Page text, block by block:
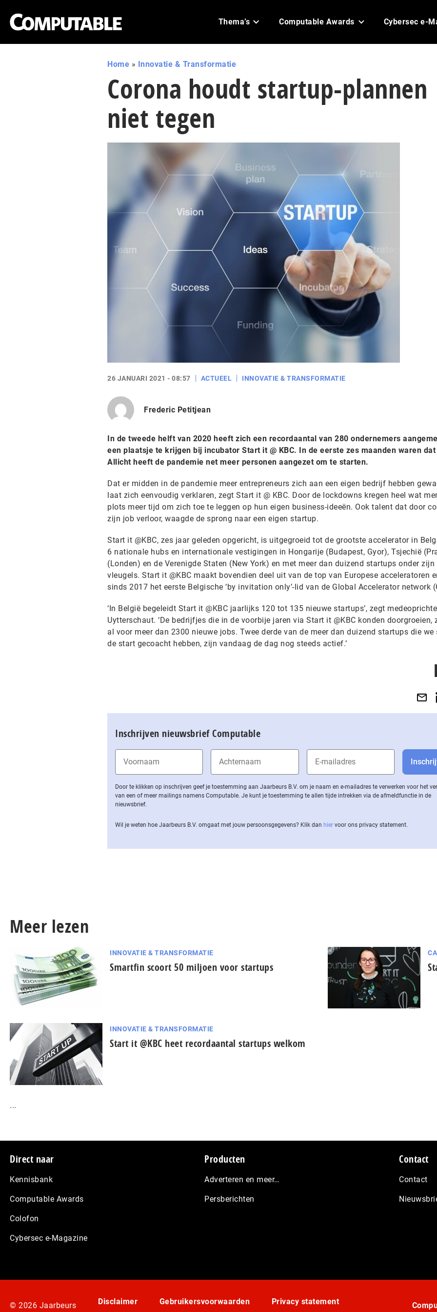
Thema’s Computable Awards Cybersec e-
Home » Innovatie & Transformatie
Corona houdt startup-plannen
niet tegen
26 JANUARI 2021 - 08:57 ACTUEEL INNOVATIE & TRANSFORMATIE
Frederic Petitjean
In de tweede helft van 2020 heeft zich een recordaantal van 280 ondernemers
een plaatsje te krijgen bij incubator Start it @ KBC. In de eerste zes maanden waren
Allicht heeft de pandemie net meer personen aangezet om te starten.
Dat er midden in de pandemie meer entrepreneurs zich aan een eigen bedrijf hebben
laat zich eenvoudig verklaren, zegt Start it @ KBC. Door de lockdowns kregen heel wat
plots meer tijd om zich toe te leggen op hun eigen business-ideeën. Ook talent dat door
zijn job verloor, waagde de sprong naar een eigen startup.
Start it @KBC, zes jaar geleden opgericht, is uitgegroeid tot de grootste accelerator in
6 nationale hubs en internationale vestigingen in Hongarije (Budapest, Gyor), Tsjechië
(Londen) en de Verenigde Staten (New York) en met meer dan duizend startups onder zijn
vleugels. Start it @KBC maakt bovendien deel uit van de top van Europese acceleratoren
sinds 2017 het eerste Belgische ‘by invitation only’-lid van de Global Accelerator network
‘In België begeleidt Start it @KBC jaarlijks 120 tot 135 nieuwe startups’, zegt
Uytterschaut. ‘De bedrijfjes die in de voorbije jaren via Start it @KBC konden doorgroeien,
al voor meer dan 2300 nieuwe jobs. Twee derde van de meer dan duizend startups die we
de start gecoacht hebben, zijn vandaag de dag nog steeds actief.’
Inschrijven nieuwsbrief Computable
Door te klikken op inschrijven geef je toestemming aan Jaarbeurs B.V. om je naam en e-mailadres te verwerken voor het
van een of meer mailings namens Computable. Je kunt je toestemming te allen tijde intrekken via de af­meld­func­tie in de
nieuwsbrief.
Wil je weten hoe Jaarbeurs B.V. omgaat met jouw per­soons­ge­ge­vens? Klik dan hier voor ons privacy statement.
Meer lezen
INNOVATIE & TRANSFORMATIE
Smartfin scoort 50 miljoen voor startups
INNOVATIE & TRANSFORMATIE
Start it @KBC heet recordaantal startups welkom
...
Footer
Direct naar
Kennisbank
Computable Awards
Colofon
Cybersec e-Magazine
Producten
Adverteren en meer…
Persberichten
Contact
Contact
© 2026 Jaarbeurs Disclaimer Gebruikersvoorwaarden Privacy statement